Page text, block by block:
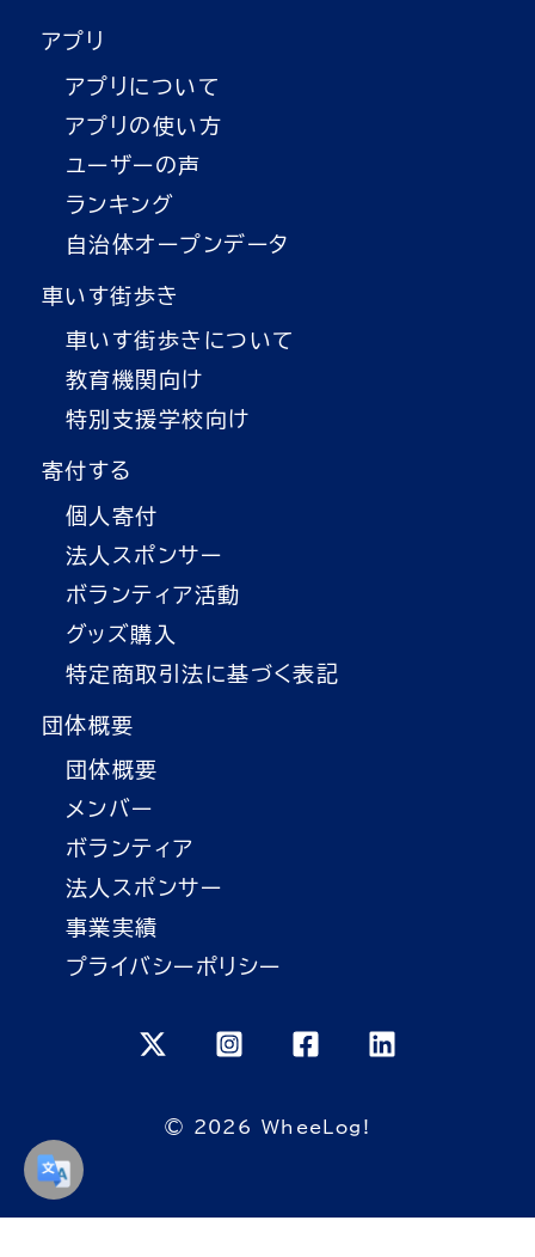
アプリ
アプリについて
アプリの使い方
ユーザーの声
ランキング
自治体オープンデータ
車いす街歩き
車いす街歩きについて
教育機関向け
特別支援学校向け
寄付する
個人寄付
法人スポンサー
ボランティア活動
グッズ購入
特定商取引法に基づく表記
団体概要
団体概要
メンバー
ボランティア
法人スポンサー
事業実績
プライバシーポリシー
© 2026 WheeLog!